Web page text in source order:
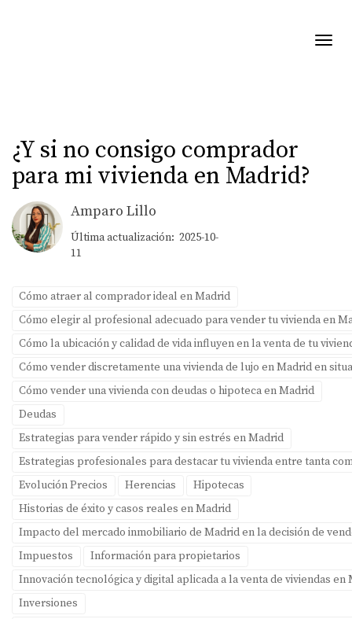
¿Y si no consigo comprador
para mi vivienda en Madrid?
Amparo Lillo
Última actualización: 2025-10-
11
Cómo atraer al comprador ideal en Madrid
Cómo elegir al profesional adecuado para vender tu vivienda en
Cómo la ubicación y calidad de vida influyen en la venta de tu
Cómo vender discretamente una vivienda de lujo en Madrid en
Cómo vender una vivienda con deudas o hipoteca en Madrid
Deudas
Estrategias para vender rápido y sin estrés en Madrid
Estrategias profesionales para destacar tu vivienda entre tanta
Evolución Precios
Herencias
Hipotecas
Historias de éxito y casos reales en Madrid
Impacto del mercado inmobiliario de Madrid en la decisión de
Impuestos
Información para propietarios
Innovación tecnológica y digital aplicada a la venta de viviendas en
Inversiones